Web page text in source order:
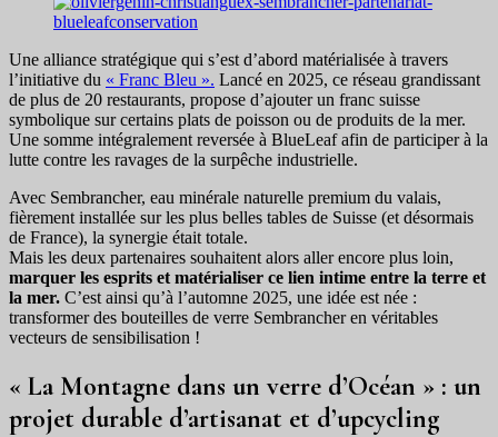
Une alliance stratégique qui s’est d’abord matérialisée à travers
l’initiative du « Franc Bleu ». Lancé en 2025, ce réseau grandissant
de plus de 20 restaurants, propose d’ajouter un franc suisse
symbolique sur certains plats de poisson ou de produits de la mer.
Une somme intégralement reversée à BlueLeaf afin de participer à la
lutte contre les ravages de la surpêche industrielle.
Avec Sembrancher, eau minérale naturelle premium du valais,
fièrement installée sur les plus belles tables de Suisse (et désormais
de France), la synergie était totale.
Mais les deux partenaires souhaitent alors aller encore plus loin,
marquer les esprits et matérialiser ce lien intime entre la terre et
la mer. C’est ainsi qu’à l’automne 2025, une idée est née :
transformer des bouteilles de verre Sembrancher en véritables
vecteurs de sensibilisation !
« La Montagne dans un verre d’Océan » : un
projet durable d’artisanat et d’upcycling